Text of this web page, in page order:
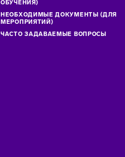
ОБУЧЕНИЯ)
НЕОБХОДИМЫЕ ДОКУМЕНТЫ (ДЛЯ
МЕРОПРИЯТИЙ)
ЧАСТО ЗАДАВАЕМЫЕ ВОПРОСЫ